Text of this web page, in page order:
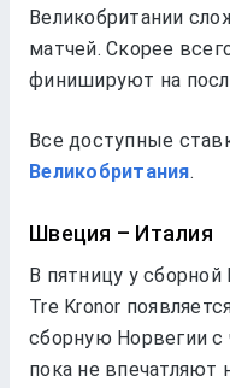
Великобритании
матчей. Скорее
финишируют на
Все доступные
Великобритания.
Швеция – Италия
В пятницу у
Tre Kronor
сборную Норвегии
пока не впечатляют